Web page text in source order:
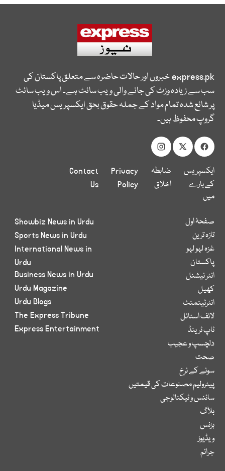
express.pkخبروں اور حالات حاضرہ سے متعلق پاکستان کی
سب سے زیادہ وزٹ کی جانے والی ویب سائٹ ہے۔ اس ویب سائٹ
پر شائع شدہ تمام مواد کے جملہ حقوق بحق ایکسپریس میڈیا
گروپ محفوظ ہیں۔
ایکسپریس
کے بارے
میں
ضابطہ
اخلاق
Privacy
Policy
Contact
Us
صفحۂ اول
تازہ ترین
غزہ لہو لہو
پاکستان
انٹر نیشنل
کھیل
انٹرٹینمنٹ
لائف اسٹائل
ٹاپ ٹرینڈ
دلچسپ و عجیب
صحت
سونے کے نرخ
پیٹرولیم مصنوعات کی قیمتیں
سائنس و ٹیکنالوجی
بلاگ
بزنس
ویڈیوز
جرائم
Showbiz News in Urdu
Sports News in Urdu
International News in
Urdu
Business News in Urdu
Urdu Magazine
Urdu Blogs
The Express Tribune
Express Entertainment